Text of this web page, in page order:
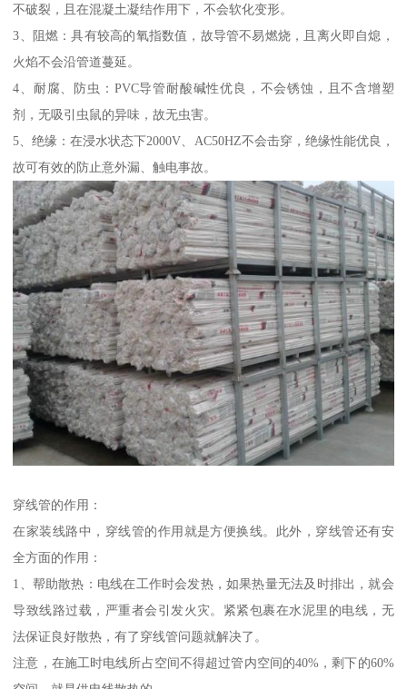
不破裂，且在混凝土凝结作用下，不会软化变形。
3、阻燃：具有较高的氧指数值，故导管不易燃烧，且离火即自熄，
火焰不会沿管道蔓延。
4、耐腐、防虫：PVC导管耐酸碱性优良，不会锈蚀，且不含增塑
剂，无吸引虫鼠的异味，故无虫害。
5、绝缘：在浸水状态下2000V、AC50HZ不会击穿，绝缘性能优良，
故可有效的防止意外漏、触电事故。
穿线管的作用：
在家装线路中，穿线管的作用就是方便换线。此外，穿线管还有安
全方面的作用：
1、帮助散热：电线在工作时会发热，如果热量无法及时排出，就会
导致线路过载，严重者会引发火灾。紧紧包裹在水泥里的电线，无
法保证良好散热，有了穿线管问题就解决了。
注意，在施工时电线所占空间不得超过管内空间的40%，剩下的60%